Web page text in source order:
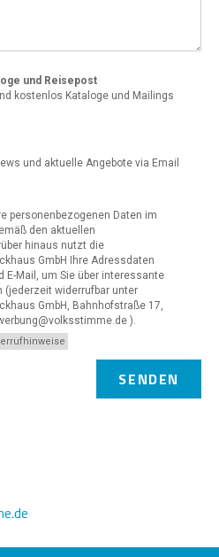
und Reisepost
kostenlos Kataloge und Mailings
und aktuelle Angebote via Email
personenbezogenen Daten im
den aktuellen
hinaus nutzt die
GmbH Ihre Adressdaten
E-Mail, um Sie über interessante
(jederzeit widerrufbar unter
GmbH, Bahnhofstraße 17,
).
SENDEN